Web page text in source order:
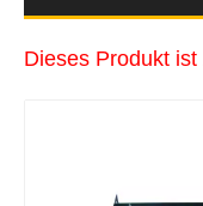
Dieses Produkt